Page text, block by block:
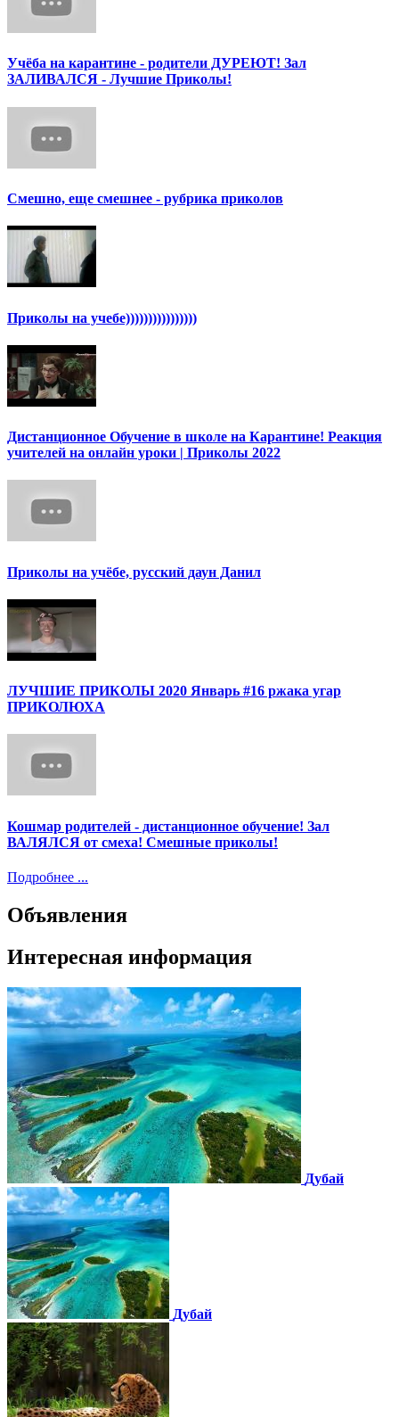
Учёба на карантине - родители ДУРЕЮТ! Зал
ЗАЛИВАЛСЯ - Лучшие Приколы!
Смешно, еще смешнее - рубрика приколов
Приколы на учебе))))))))))))))))
Дистанционное Обучение в школе на Карантине! Реакция
учителей на онлайн уроки | Приколы 2022
Приколы на учёбе, русский даун Данил
ЛУЧШИЕ ПРИКОЛЫ 2020 Январь #16 ржака угар
ПРИКОЛЮХА
Кошмар родителей - дистанционное обучение! Зал
ВАЛЯЛСЯ от смеха! Смешные приколы!
Подробнее ...
Объявления
Интересная информация
Дубай
Дубай